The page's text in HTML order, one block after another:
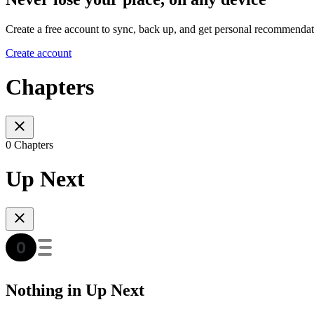
Create a free account to sync, back up, and get personal
Create account
Chapters
0 Chapters
Up Next
Nothing in Up Next